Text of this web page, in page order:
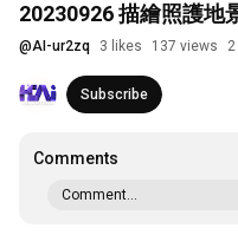
20230926 描繪照護地
@AI-ur2zq 3 likes 137 views
Subscribe
Comments
Comment...